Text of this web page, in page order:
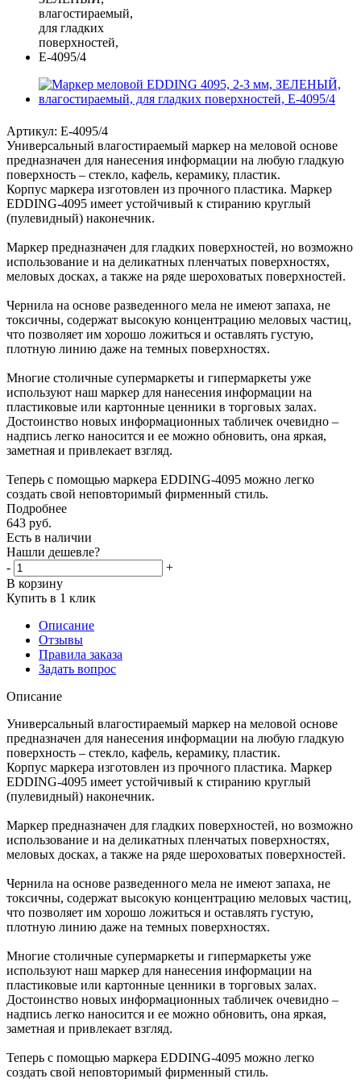
Артикул: E-4095/4
Универсальный влагостираемый маркер на меловой основе
предназначен для нанесения информации на любую гладкую
поверхность – стекло, кафель, керамику, пластик.
Корпус маркера изготовлен из прочного пластика. Маркер
EDDING-4095 имеет устойчивый к стиранию круглый
(пулевидный) наконечник.
Маркер предназначен для гладких поверхностей, но возможно
использование и на деликатных пленчатых поверхностях,
меловых досках, а также на ряде шероховатых поверхностей.
Чернила на основе разведенного мела не имеют запаха, не
токсичны, содержат высокую концентрацию меловых частиц,
что позволяет им хорошо ложиться и оставлять густую,
плотную линию даже на темных поверхностях.
Многие столичные супермаркеты и гипермаркеты уже
используют наш маркер для нанесения информации на
пластиковые или картонные ценники в торговых залах.
Достоинство новых информационных табличек очевидно –
надпись легко наносится и ее можно обновить, она яркая,
заметная и привлекает взгляд.
Теперь с помощью маркера EDDING-4095 можно легко
создать свой неповторимый фирменный стиль.
Подробнее
643 руб.
Есть в наличии
Нашли дешевле?
-
+
В корзину
Купить в 1 клик
Описание
Отзывы
Правила заказа
Задать вопрос
Описание
Универсальный влагостираемый маркер на меловой основе
предназначен для нанесения информации на любую гладкую
поверхность – стекло, кафель, керамику, пластик.
Корпус маркера изготовлен из прочного пластика. Маркер
EDDING-4095 имеет устойчивый к стиранию круглый
(пулевидный) наконечник.
Маркер предназначен для гладких поверхностей, но возможно
использование и на деликатных пленчатых поверхностях,
меловых досках, а также на ряде шероховатых поверхностей.
Чернила на основе разведенного мела не имеют запаха, не
токсичны, содержат высокую концентрацию меловых частиц,
что позволяет им хорошо ложиться и оставлять густую,
плотную линию даже на темных поверхностях.
Многие столичные супермаркеты и гипермаркеты уже
используют наш маркер для нанесения информации на
пластиковые или картонные ценники в торговых залах.
Достоинство новых информационных табличек очевидно –
надпись легко наносится и ее можно обновить, она яркая,
заметная и привлекает взгляд.
Теперь с помощью маркера EDDING-4095 можно легко
создать свой неповторимый фирменный стиль.